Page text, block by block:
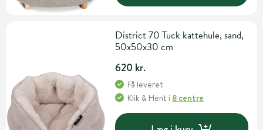
District 70 Tuck kattehule, sand,
50x50x30 cm
620 kr.
Få leveret
Klik & Hent i 8 centre